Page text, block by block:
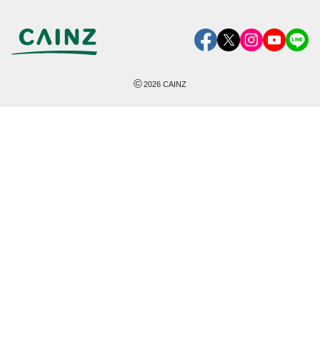
©2026 CAINZ